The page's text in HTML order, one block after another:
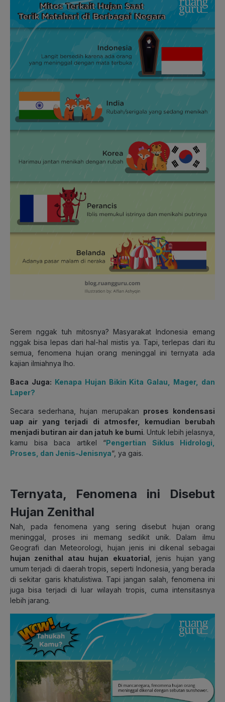
Serem nggak tuh mitosnya? Masyarakat Indonesia emang
nggak bisa lepas dari hal-hal mistis ya. Tapi, terlepas dari itu
semua, fenomena hujan orang meninggal ini ternyata ada
kajian ilmiahnya lho.
Baca Juga: Kenapa Hujan Bikin Kita Galau, Mager, dan
Laper?
Secara sederhana, hujan merupakan proses kondensasi
uap air yang terjadi di atmosfer, kemudian berubah
menjadi butiran air dan jatuh ke bumi. Untuk lebih jelasnya,
kamu bisa baca artikel “Pengertian Siklus Hidrologi,
Proses, dan Jenis-Jenisnya“, ya gais.
Ternyata, Fenomena ini Disebut
Hujan Zenithal
Nah, pada fenomena yang sering disebut hujan orang
meninggal, proses ini memang sedikit unik. Dalam ilmu
Geografi dan Meteorologi, hujan jenis ini dikenal sebagai
hujan zenithal atau hujan ekuatorial , jenis hujan yang
umum terjadi di daerah tropis, seperti Indonesia, yang berada
di sekitar garis khatulistiwa. Tapi jangan salah, fenomena ini
juga bisa terjadi di luar wilayah tropis, cuma intensitasnya
lebih jarang.